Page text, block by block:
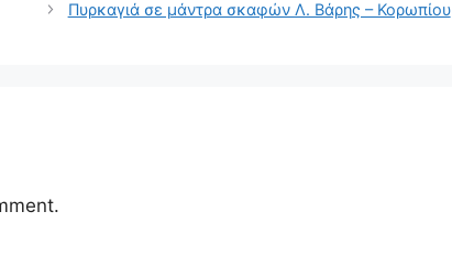
Πυρκαγιά σε μάντρα σκαφών Λ. Βάρης – Κορωπίου